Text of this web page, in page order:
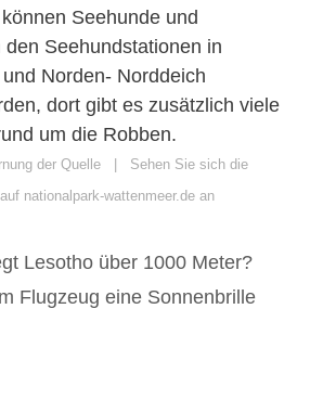
Seehunde und
den Seehundstationen in
Norden- Norddeich
dort gibt es zusätzlich viele
um die Robben.
der Quelle | Sehen Sie sich die
nationalpark-wattenmeer.de an
Lesotho über 1000 Meter?
Flugzeug eine Sonnenbrille